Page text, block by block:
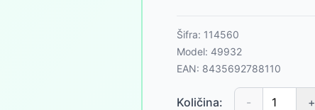
Šifra: 114560
Model: 49932
EAN: 8435692788110
Količina: - +